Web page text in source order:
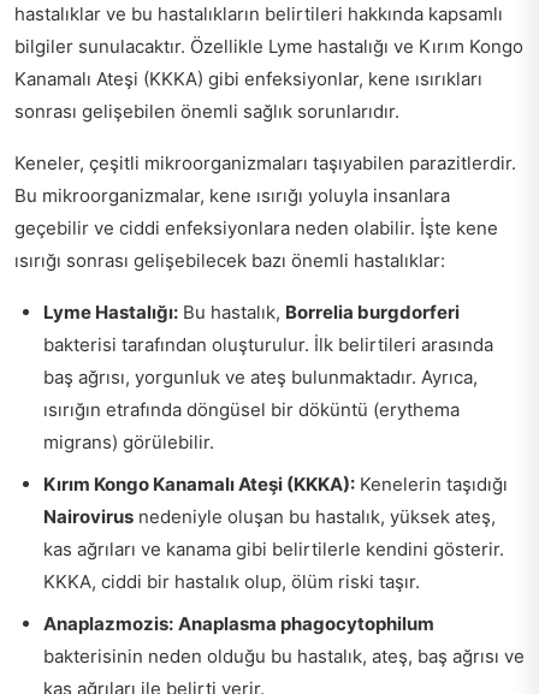
hastalıklar ve bu hastalıkların belirtileri hakkında kapsamlı
bilgiler sunulacaktır. Özellikle Lyme hastalığı ve Kırım Kongo
Kanamalı Ateşi (KKKA) gibi enfeksiyonlar, kene ısırıkları
sonrası gelişebilen önemli sağlık sorunlarıdır.
Keneler, çeşitli mikroorganizmaları taşıyabilen parazitlerdir.
Bu mikroorganizmalar, kene ısırığı yoluyla insanlara
geçebilir ve ciddi enfeksiyonlara neden olabilir. İşte kene
ısırığı sonrası gelişebilecek bazı önemli hastalıklar:
Lyme Hastalığı: Bu hastalık, Borrelia burgdorferi
bakterisi tarafından oluşturulur. İlk belirtileri arasında
baş ağrısı, yorgunluk ve ateş bulunmaktadır. Ayrıca,
ısırığın etrafında döngüsel bir döküntü (erythema
migrans) görülebilir.
Kırım Kongo Kanamalı Ateşi (KKKA): Kenelerin taşıdığı
Nairovirus nedeniyle oluşan bu hastalık, yüksek ateş,
kas ağrıları ve kanama gibi belirtilerle kendini gösterir.
KKKA, ciddi bir hastalık olup, ölüm riski taşır.
Anaplazmozis: Anaplasma phagocytophilum
bakterisinin neden olduğu bu hastalık, ateş, baş ağrısı ve
kas ağrıları ile belirti verir.